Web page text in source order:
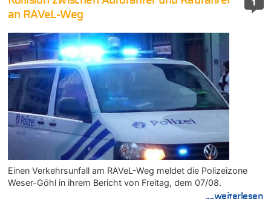
1
an RAVeL-Weg
Einen Verkehrsunfall am RAVeL-Weg meldet die Polizeizone
Weser-Göhl in ihrem Bericht von Freitag, dem 07/08.
....weiterlesen